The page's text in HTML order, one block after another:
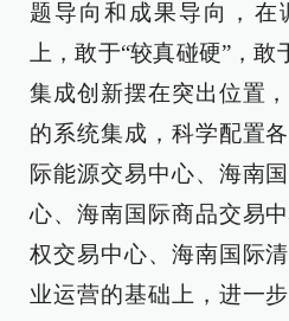
题导向和成果导向，在
上，敢于“较真碰硬”，
集成创新摆在突出位置
的系统集成，科学配置
际能源交易中心、海南
心、海南国际商品交易
权交易中心、海南国际
业运营的基础上，进一